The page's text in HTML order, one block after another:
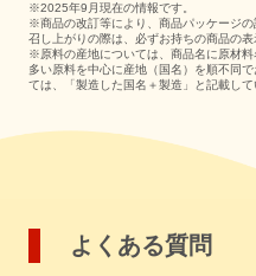
※2025年9月現在の情報です。
※商品の改訂等により、商品パッケージ
召し上がりの際は、必ずお持ちの商品の表
※原料の産地については、商品名に原材
多い原料を中心に産地（国名）を順不同
ては、「製造した国名＋製造」と記載して
よくある質問